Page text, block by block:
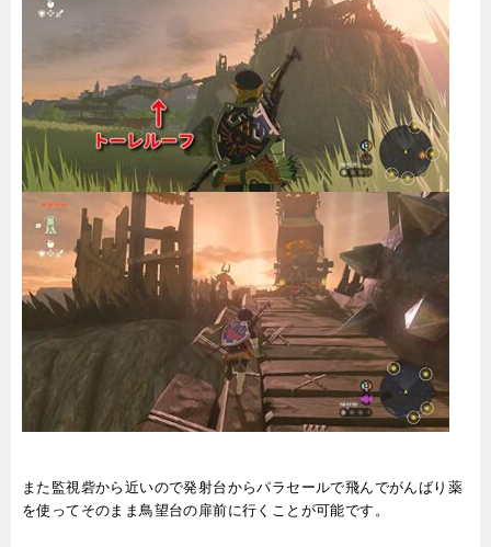
また監視砦から近いので発射台からパラセールで飛んでがんばり薬
を使ってそのまま鳥望台の扉前に行くことが可能です。